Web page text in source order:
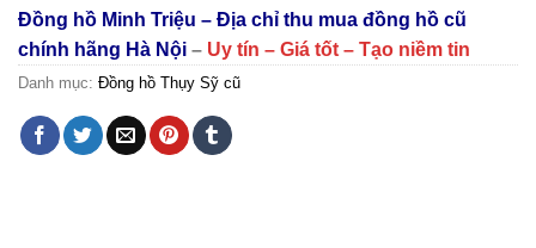
Đồng hồ Minh Triệu – Địa chỉ thu mua đồng hồ cũ
chính hãng Hà Nội – Uy tín – Giá tốt – Tạo niềm tin
Danh mục: Đồng hồ Thụy Sỹ cũ